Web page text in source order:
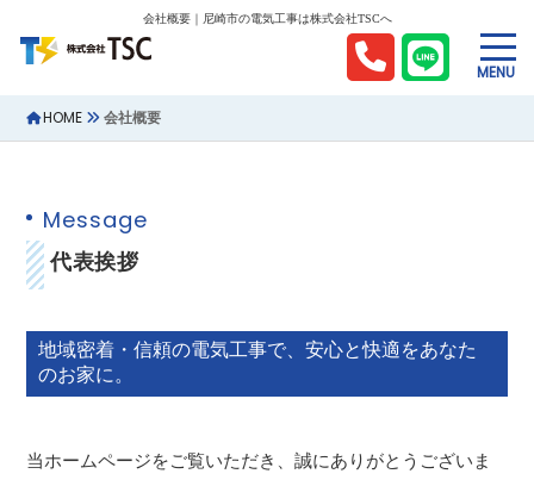
会社概要｜尼崎市の電気工事は株式会社TSCへ
MENU
HOME 会社概要
Message
代表挨拶
地域密着・信頼の電気工事で、安心と快適をあなた
のお家に。
当ホームページをご覧いただき、誠にありがとうございま